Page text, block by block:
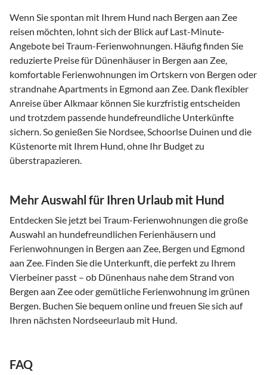
Wenn Sie spontan mit Ihrem Hund nach Bergen aan Zee
reisen möchten, lohnt sich der Blick auf Last-Minute-
Angebote bei Traum-Ferienwohnungen. Häufig finden Sie
reduzierte Preise für Dünenhäuser in Bergen aan Zee,
komfortable Ferienwohnungen im Ortskern von Bergen oder
strandnahe Apartments in Egmond aan Zee. Dank flexibler
Anreise über Alkmaar können Sie kurzfristig entscheiden
und trotzdem passende hundefreundliche Unterkünfte
sichern. So genießen Sie Nordsee, Schoorlse Duinen und die
Küstenorte mit Ihrem Hund, ohne Ihr Budget zu
überstrapazieren.
Mehr Auswahl für Ihren Urlaub mit Hund
Entdecken Sie jetzt bei Traum-Ferienwohnungen die große
Auswahl an hundefreundlichen Ferienhäusern und
Ferienwohnungen in Bergen aan Zee, Bergen und Egmond
aan Zee. Finden Sie die Unterkunft, die perfekt zu Ihrem
Vierbeiner passt – ob Dünenhaus nahe dem Strand von
Bergen aan Zee oder gemütliche Ferienwohnung im grünen
Bergen. Buchen Sie bequem online und freuen Sie sich auf
Ihren nächsten Nordseeurlaub mit Hund.
FAQ